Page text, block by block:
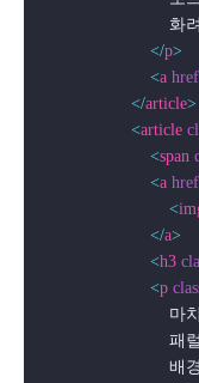
</p>
<a href
</article>
<article
<span
<a href
<
</a>
<h3
<p